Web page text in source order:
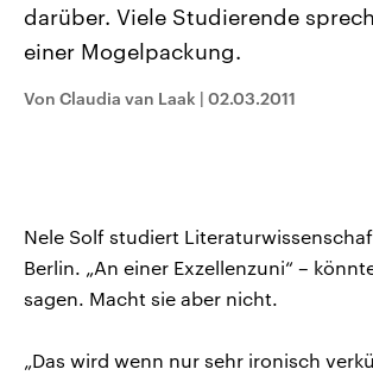
Landtagswahl Sachsen-Anhalt
Alle Informationen
September 2026 einen neuen
und Kandidaten der anstehenden
Wahl.
USA
mit
Audio-Archiv
darüber. Viele Studierende
einer Mogelpackung.
Von Claudia van Laak | 02.03.2011
Nele Solf studiert
Berlin. „An einer Exzellenzuni“ –
sagen. Macht sie aber nicht.
„Das wird wenn nur sehr ironisch